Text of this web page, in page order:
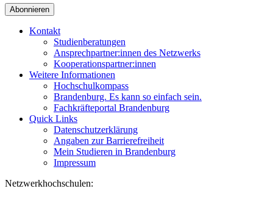
Abonnieren
Kontakt
Studienberatungen
Ansprechpartner:innen des Netzwerks
Kooperationspartner:innen
Weitere Informationen
Hochschulkompass
Brandenburg. Es kann so einfach sein.
Fachkräfteportal Brandenburg
Quick Links
Datenschutzerklärung
Angaben zur Barrierefreiheit
Mein Studieren in Brandenburg
Impressum
Netzwerkhochschulen: